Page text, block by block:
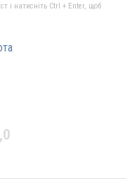
і натисніть Ctrl + Enter, щоб